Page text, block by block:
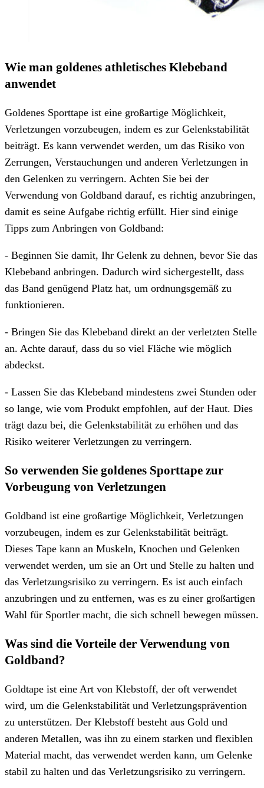
Wie man goldenes athletisches Klebeband
anwendet
Goldenes Sporttape ist eine großartige Möglichkeit,
Verletzungen vorzubeugen, indem es zur Gelenkstabilität
beiträgt. Es kann verwendet werden, um das Risiko von
Zerrungen, Verstauchungen und anderen Verletzungen in
den Gelenken zu verringern. Achten Sie bei der
Verwendung von Goldband darauf, es richtig anzubringen,
damit es seine Aufgabe richtig erfüllt. Hier sind einige
Tipps zum Anbringen von Goldband:
- Beginnen Sie damit, Ihr Gelenk zu dehnen, bevor Sie das
Klebeband anbringen. Dadurch wird sichergestellt, dass
das Band genügend Platz hat, um ordnungsgemäß zu
funktionieren.
- Bringen Sie das Klebeband direkt an der verletzten Stelle
an. Achte darauf, dass du so viel Fläche wie möglich
abdeckst.
- Lassen Sie das Klebeband mindestens zwei Stunden oder
so lange, wie vom Produkt empfohlen, auf der Haut. Dies
trägt dazu bei, die Gelenkstabilität zu erhöhen und das
Risiko weiterer Verletzungen zu verringern.
So verwenden Sie goldenes Sporttape zur
Vorbeugung von Verletzungen
Goldband ist eine großartige Möglichkeit, Verletzungen
vorzubeugen, indem es zur Gelenkstabilität beiträgt.
Dieses Tape kann an Muskeln, Knochen und Gelenken
verwendet werden, um sie an Ort und Stelle zu halten und
das Verletzungsrisiko zu verringern. Es ist auch einfach
anzubringen und zu entfernen, was es zu einer großartigen
Wahl für Sportler macht, die sich schnell bewegen müssen.
Was sind die Vorteile der Verwendung von
Goldband?
Goldtape ist eine Art von Klebstoff, der oft verwendet
wird, um die Gelenkstabilität und Verletzungsprävention
zu unterstützen. Der Klebstoff besteht aus Gold und
anderen Metallen, was ihn zu einem starken und flexiblen
Material macht, das verwendet werden kann, um Gelenke
stabil zu halten und das Verletzungsrisiko zu verringern.